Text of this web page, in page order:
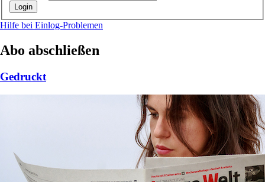
Hilfe bei Einlog-Problemen
Abo abschließen
Gedruckt